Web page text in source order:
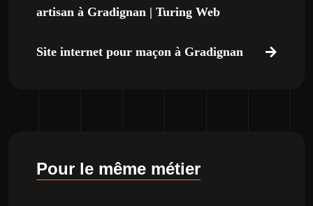
artisan à Gradignan | Turing Web
Site internet pour maçon à Gradignan
Pour le même métier